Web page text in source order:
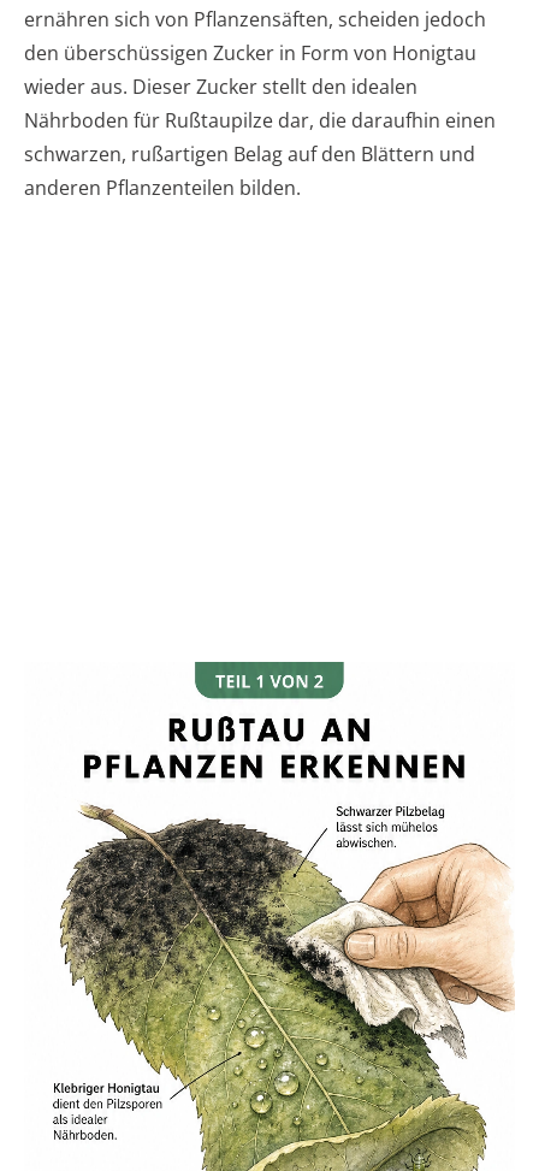
ernähren sich von Pflanzensäften, scheiden jedoch
den überschüssigen Zucker in Form von Honigtau
wieder aus. Dieser Zucker stellt den idealen
Nährboden für Rußtaupilze dar, die daraufhin einen
schwarzen, rußartigen Belag auf den Blättern und
anderen Pflanzenteilen bilden.